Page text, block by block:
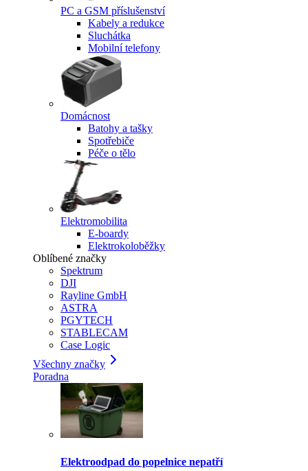
PC a GSM příslušenství
Kabely a redukce
Sluchátka
Mobilní telefony
Domácnost
Batohy a tašky
Spotřebiče
Péče o tělo
Elektromobilita
E-boardy
Elektrokoloběžky
Oblíbené značky
Spektrum
DJI
Rayline GmbH
ASTRA
PGYTECH
STABLECAM
Case Logic
Všechny značky
Poradna
Elektroodpad do popelnice nepatří